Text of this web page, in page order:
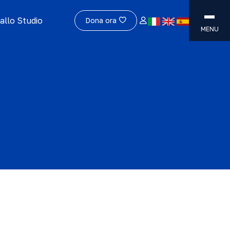
Studio Dona ora
MENU